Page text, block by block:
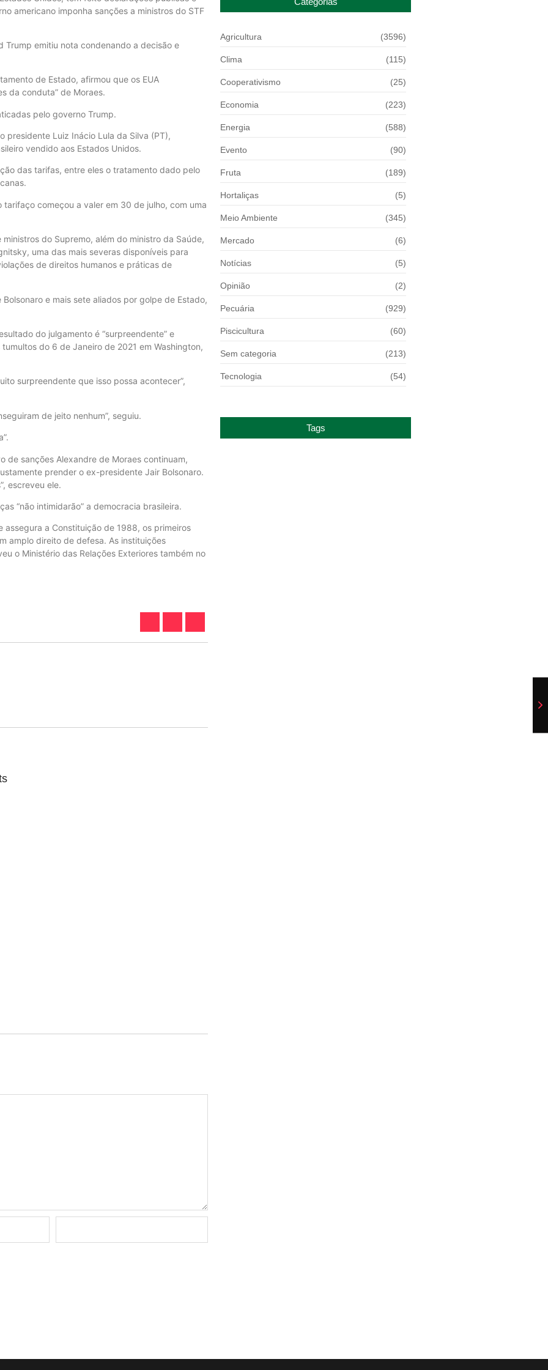
americano imponha sanções a ministros do STF
Trump emitiu nota condenando a decisão e
de Estado, afirmou que os EUA
da conduta” de Moraes.
pelo governo Trump.
presidente Luiz Inácio Lula da Silva (PT),
vendido aos Estados Unidos.
das tarifas, entre eles o tratamento dado pelo
começou a valer em 30 de julho, com uma
do Supremo, além do ministro da Saúde,
uma das mais severas disponíveis para
de direitos humanos e práticas de
e mais sete aliados por golpe de Estado,
do julgamento é “surpreendente” e
do 6 de Janeiro de 2021 em Washington,
surpreendente que isso possa acontecer”,
de jeito nenhum”, seguiu.
de sanções Alexandre de Moraes continuam,
prender o ex-presidente Jair Bolsonaro.
escreveu ele.
“não intimidarão” a democracia brasileira.
assegura a Constituição de 1988, os primeiros
amplo direito de defesa. As instituições
o Ministério das Relações Exteriores também no
Agricultura (3596)
Clima (115)
Cooperativismo (25)
Economia (223)
Energia (588)
Evento (90)
Fruta (189)
Hortaliças (5)
Meio Ambiente (345)
Mercado (6)
Notícias (5)
Opinião (2)
Pecuária (929)
Piscicultura (60)
Sem categoria (213)
Tecnologia (54)
Tags